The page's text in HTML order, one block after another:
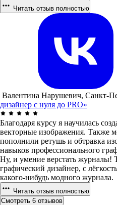
Читать отзыв полностью
Валентина Нарушевич, Санкт-
дизайнер с нуля до PRO»
Благодаря курсу я научилась
векторные изображения. Также
пополнили ретушь и обтравка
навыков профессионального
Ну, и умение верстать журналы!
графический дизайнер, с
какого-нибудь модного журнала.
Читать отзыв полностью
Смотреть 6 отзывов